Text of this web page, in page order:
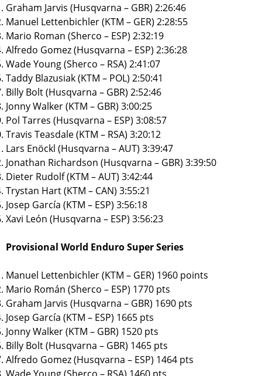
Graham Jarvis (Husqvarna – GBR) 2:26:46
Manuel Lettenbichler (KTM – GER) 2:28:55
Mario Roman (Sherco – ESP) 2:32:19
Alfredo Gomez (Husqvarna – ESP) 2:36:28
Wade Young (Sherco – RSA) 2:41:07
Taddy Blazusiak (KTM – POL) 2:50:41
Billy Bolt (Husqvarna – GBR) 2:52:46
Jonny Walker (KTM – GBR) 3:00:25
Pol Tarres (Husqvarna – ESP) 3:08:57
Travis Teasdale (KTM – RSA) 3:20:12
Lars Enöckl (Husqvarna – AUT) 3:39:47
Jonathan Richardson (Husqvarna – GBR) 3:39:50
Dieter Rudolf (KTM – AUT) 3:42:44
Trystan Hart (KTM – CAN) 3:55:21
Josep García (KTM – ESP) 3:56:18
Xavi León (Husqvarna – ESP) 3:56:23
Provisional World Enduro Super Series
Manuel Lettenbichler (KTM – GER) 1960 points
Mario Román (Sherco – ESP) 1770 pts
Graham Jarvis (Husqvarna – GBR) 1690 pts
Josep García (KTM – ESP) 1665 pts
Jonny Walker (KTM – GBR) 1520 pts
Billy Bolt (Husqvarna – GBR) 1465 pts
Alfredo Gomez (Husqvarna – ESP) 1464 pts